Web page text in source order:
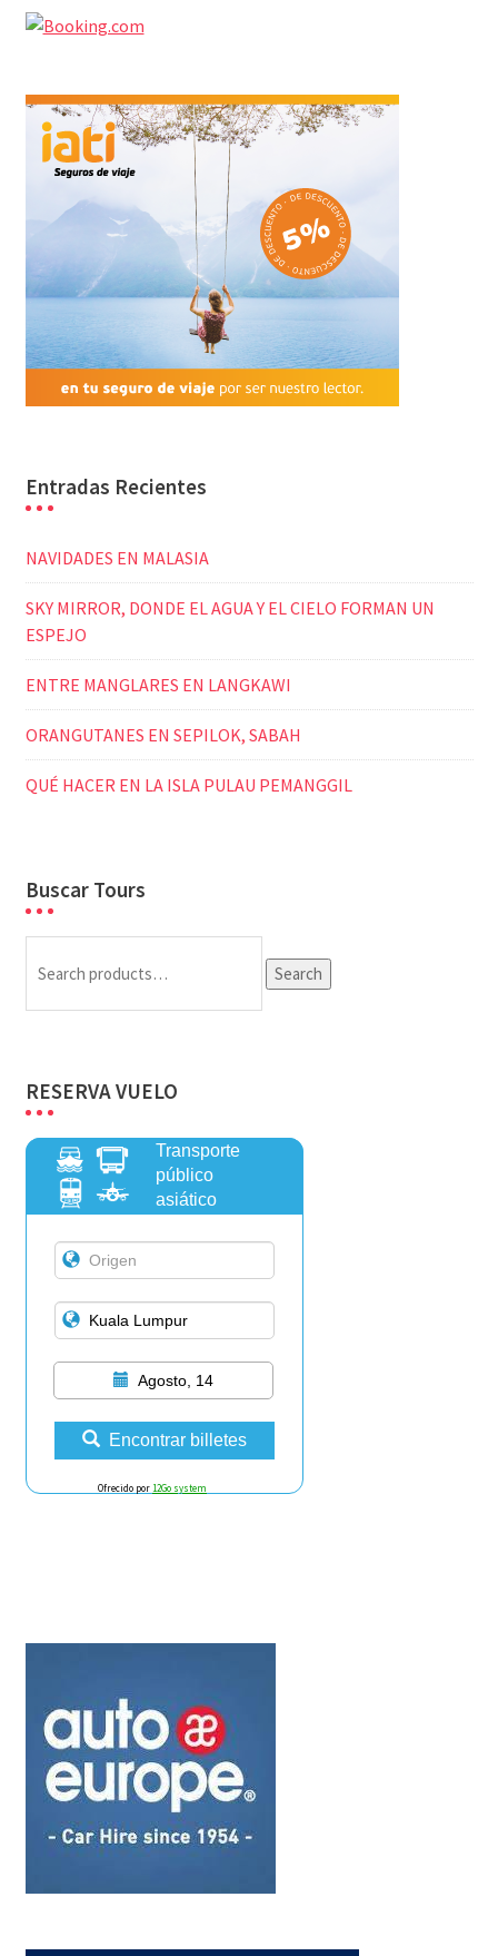
Entradas Recientes
NAVIDADES EN MALASIA
SKY MIRROR, DONDE EL AGUA Y EL CIELO FORMAN UN
ESPEJO
ENTRE MANGLARES EN LANGKAWI
ORANGUTANES EN SEPILOK, SABAH
QUÉ HACER EN LA ISLA PULAU PEMANGGIL
Buscar Tours
for:
Search
RESERVA VUELO
Transporte
público
asiático
Agosto, 14
Encontrar billetes
Ofrecido por12Go system